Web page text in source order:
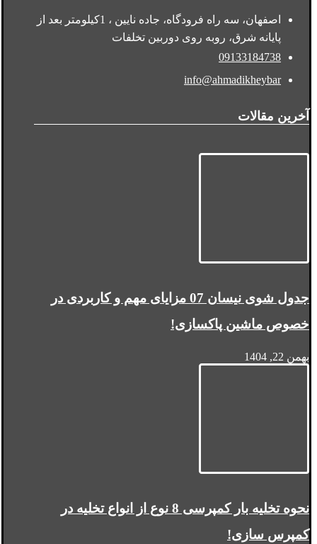
اصفهان، سه راه فرودگاه، جاده نایین ، 1کیلومتر بعد از
پایانه شرق، روبه روی دوربین تخلفات
09133184738
info@ahmadikheybar
آخرین مقالات
جدول شوی نیسان 07 مزایای مهم و کاربردی در
خصوص ماشین پاکسازی!
بهمن 22, 1404
نحوه تخلیه بار کمپرسی 8 نوع از انواع تخلیه در
کمپرس سازی!